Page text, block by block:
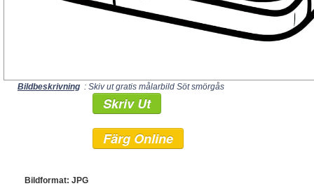
Bildbeskrivning : Skiv ut gratis målarbild Söt smörgås
Skriv Ut
Färg Online
Bildformat: JPG